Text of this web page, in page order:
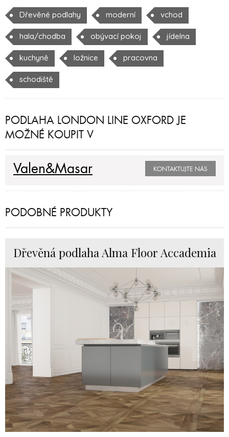
Dřevěné podlahy moderní vchod
hala/chodba obývací pokoj jídelna
kuchyně ložnice pracovna
schodiště
PODLAHA LONDON LINE OXFORD JE
MOŽNÉ KOUPIT V
Valen&Masar KONTAKTUJTE NÁS
PODOBNÉ PRODUKTY
Dřevěná podlaha Alma Floor Accademia